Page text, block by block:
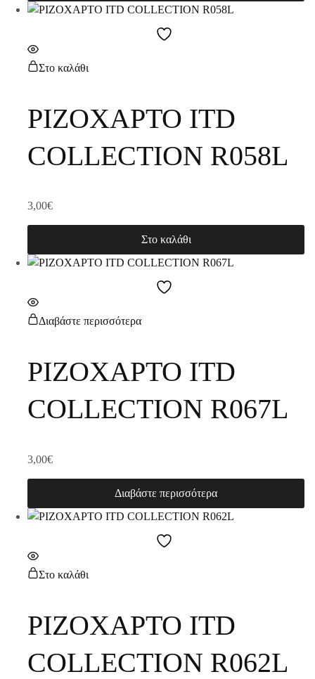
Στο καλάθι
ΡΙΖΟΧΑΡΤΟ ITD
COLLECTION R058L
3,00€
Στο καλάθι
Διαβάστε περισσότερα
ΡΙΖΟΧΑΡΤΟ ITD
COLLECTION R067L
3,00€
Διαβάστε περισσότερα
Στο καλάθι
ΡΙΖΟΧΑΡΤΟ ITD
COLLECTION R062L